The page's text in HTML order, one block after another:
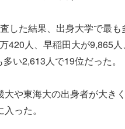
した結果、出身大学で最
420人、早稲田大が9,865
い2,613人で19位だった。
や東海大の出身者が大き
った。